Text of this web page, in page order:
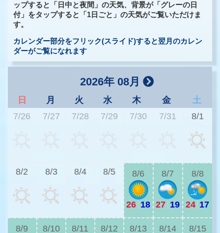
ップすると「日中と夜間」の天気、背景が「グレーの日
付」をタップすると「1日ごと」の天気がご覧いただけま
す。
カレンダー部分をフリック(スライド)すると翌月のカレン
ダーがご覧になれます
2026年 08月
日 月 火 水 木 金
土
7/26
7/27 7/28 7/29 7/30 7/31 8/1
8/2 8/3 8/4 8/5 8/6
26| 18
8/7
27| 19
8/8
24|17
8/9 8/10 8/11 8/12 8/13 8/14 8/15